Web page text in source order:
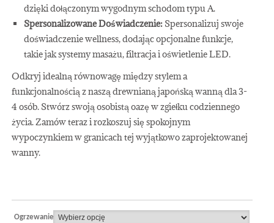
dzięki dołączonym wygodnym schodom typu A.
Spersonalizowane Doświadczenie:Spersonalizuj swoje
doświadczenie wellness, dodając opcjonalne funkcje,
takie jak systemy masażu, filtracja i oświetlenie LED.
Odkryj idealną równowagę między stylem a
funkcjonalnością z naszą drewnianą japońską wanną dla 3-
4 osób. Stwórz swoją osobistą oazę w zgiełku codziennego
życia. Zamów teraz i rozkoszuj się spokojnym
wypoczynkiem w granicach tej wyjątkowo zaprojektowanej
wanny.
Ogrzewanie